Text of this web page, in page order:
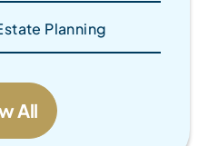
Planning
All